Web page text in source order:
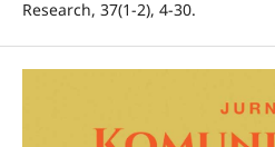
Research, 37(1-2), 4-30.